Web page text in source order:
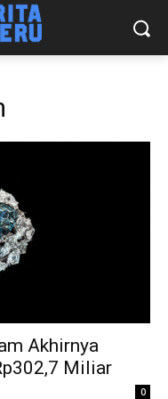
Akhirnya
Miliar
0